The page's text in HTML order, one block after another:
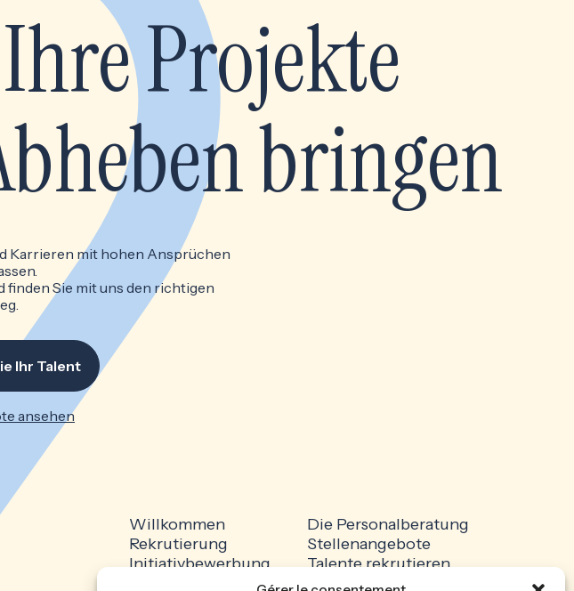
Projekte
bringen
Karrieren mit hohen Ansprüchen
finden Sie mit uns den richtigen
Ihr Talent
ansehen
Willkommen
Die Personalberatung
Rekrutierung
Stellenangebote
Initiativbewerbung
Talente rekrutieren
Datenschutzerklärung